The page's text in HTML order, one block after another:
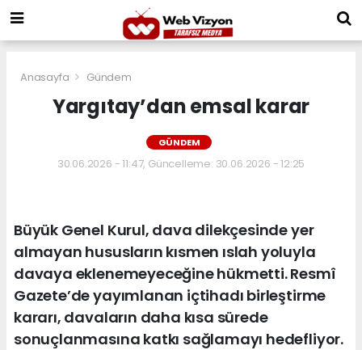
Anasayfa Gündem
Yargıtay’dan emsal karar
GÜNDEM
30.06.2026 - 11:47, Güncelleme: 30.06.2026 - 12:25
Büyük Genel Kurul, dava dilekçesinde yer
almayan hususların kısmen ıslah yoluyla
davaya eklenemeyeceğine hükmetti. Resmî
Gazete’de yayımlanan içtihadı birleştirme
kararı, davaların daha kısa sürede
sonuçlanmasına katkı sağlamayı hedefliyor.